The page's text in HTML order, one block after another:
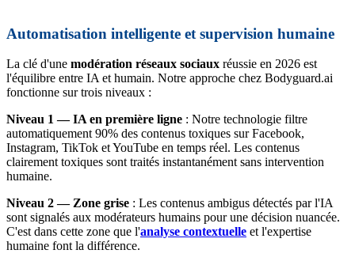
Automatisation intelligente et supervision humaine
La clé d'une modération réseaux sociaux réussie en 2026 est
l'équilibre entre IA et humain. Notre approche chez Bodyguard.ai
fonctionne sur trois niveaux :
Niveau 1 — IA en première ligne : Notre technologie filtre
automatiquement 90% des contenus toxiques sur Facebook,
Instagram, TikTok et YouTube en temps réel. Les contenus
clairement toxiques sont traités instantanément sans intervention
humaine.
Niveau 2 — Zone grise : Les contenus ambigus détectés par l'IA
sont signalés aux modérateurs humains pour une décision nuancée.
C'est dans cette zone que l'analyse contextuelle et l'expertise
humaine font la différence.